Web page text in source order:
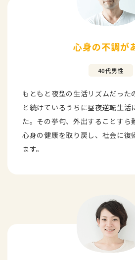
心身の不調が
40代男性
もともと夜型の⽣活リズムだった
と続けているうちに昼夜逆転⽣活
た。その挙句、外出することすら
⼼⾝の健康を取り戻し、社会に復
ます。